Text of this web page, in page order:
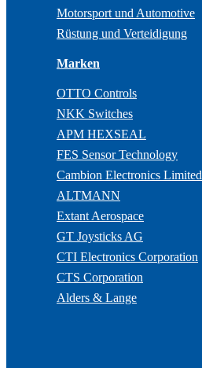
Motorsport und Automotive
Rüstung und Verteidigung
Marken
OTTO Controls
NKK Switches
APM HEXSEAL
FES Sensor Technology
Cambion Electronics Limited
ALTMANN
Extant Aerospace
GT Joysticks AG
CTI Electronics Corporation
CTS Corporation
Alders & Lange